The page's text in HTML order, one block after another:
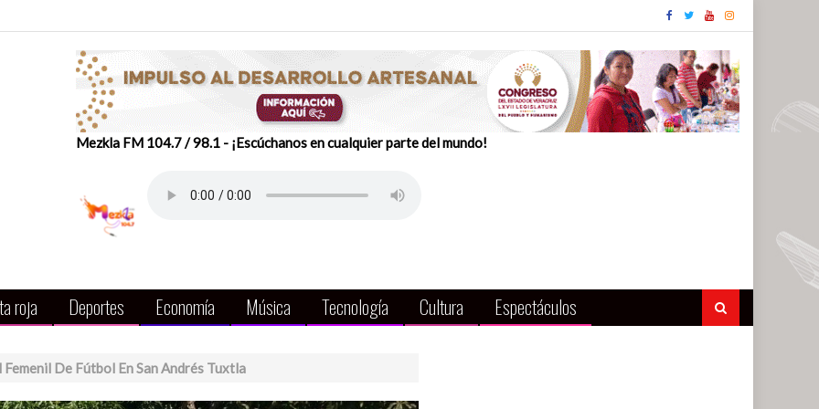
Mezkla FM 104.7 / 98.1 - ¡Escúchanos en cualquier parte del mundo!
roja Deportes Economía Música Tecnología Cultura Espectáculos
De Fútbol En San Andrés Tuxtla